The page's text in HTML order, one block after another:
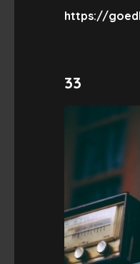
https://
33